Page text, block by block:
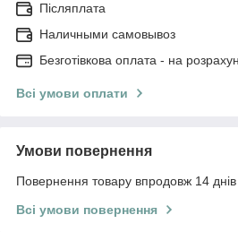
Післяплата
Наличными самовывоз
Безготівкова оплата - на
Всі умови оплати
Умови повернення
Повернення товару впродовж 14
Всі умови повернення